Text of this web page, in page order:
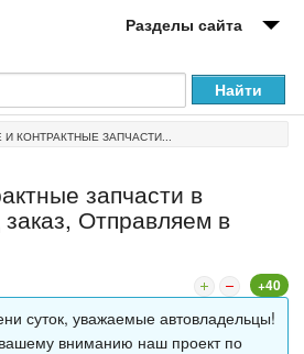
Разделы сайта
КОНТРАКТНЫЕ ЗАПЧАСТИ...
запчасти в
Отправляем в
+40
суток, уважаемые автовладельцы!
вниманию наш проект по